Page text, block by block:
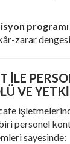
programı
zarar
ILE
VE
personel
sayesinde: